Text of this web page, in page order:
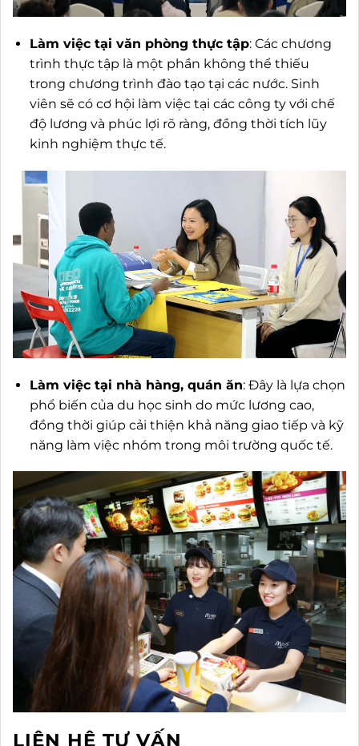
Làm việc tại văn phòng thực tập: Các chương
trình thực tập là một phần không thể thiếu
trong chương trình đào tạo tại các nước. Sinh
viên sẽ có cơ hội làm việc tại các công ty với chế
độ lương và phúc lợi rõ ràng, đồng thời tích lũy
kinh nghiệm thực tế.
Làm việc tại nhà hàng, quán ăn: Đây là lựa chọn
phổ biến của du học sinh do mức lương cao,
đồng thời giúp cải thiện khả năng giao tiếp và kỹ
năng làm việc nhóm trong môi trường quốc tế.
LIÊN HỆ TƯ VẤN